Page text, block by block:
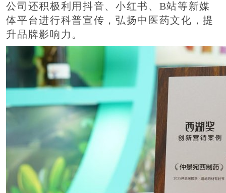
公司还积极利用抖音、小红书、B站等新媒
体平台进行科普宣传，弘扬中医药文化，提
升品牌影响力。